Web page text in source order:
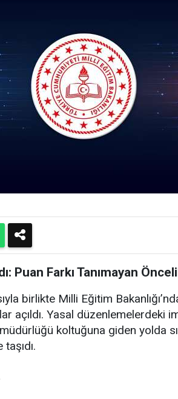
Puan Farkı Tanımayan
birlikte Milli Eğitim
açıldı. Yasal düzenlemelerdeki
koltuğuna giden yolda